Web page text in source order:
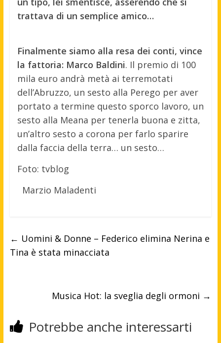
trattava di un semplice amico…
Finalmente siamo alla resa dei conti, vince
la fattoria: Marco Baldini. Il premio di 100
mila euro andrà metà ai terremotati
dell’Abruzzo, un sesto alla Perego per aver
portato a termine questo sporco lavoro, un
sesto alla Meana per tenerla buona e zitta,
un’altro sesto a corona per farlo sparire
dalla faccia della terra… un sesto…
Foto: tvblog
Marzio Maladenti
← Uomini & Donne – Federico elimina Nerina e
Tina è stata minacciata
Musica Hot: la sveglia degli ormoni →
Potrebbe anche interessarti